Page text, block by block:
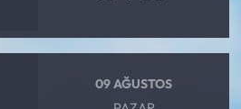
09 AĞUSTOS